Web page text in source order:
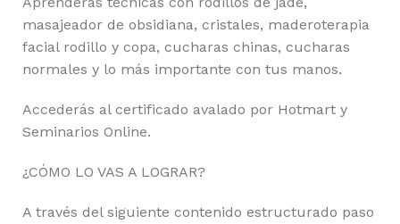
masajeador de obsidiana, cristales, maderoterapia
facial rodillo y copa, cucharas chinas, cucharas
normales y lo más importante con tus manos.
Accederás al certificado avalado por Hotmart y
Seminarios Online.
¿CÓMO LO VAS A LOGRAR?
A través del siguiente contenido estructurado paso